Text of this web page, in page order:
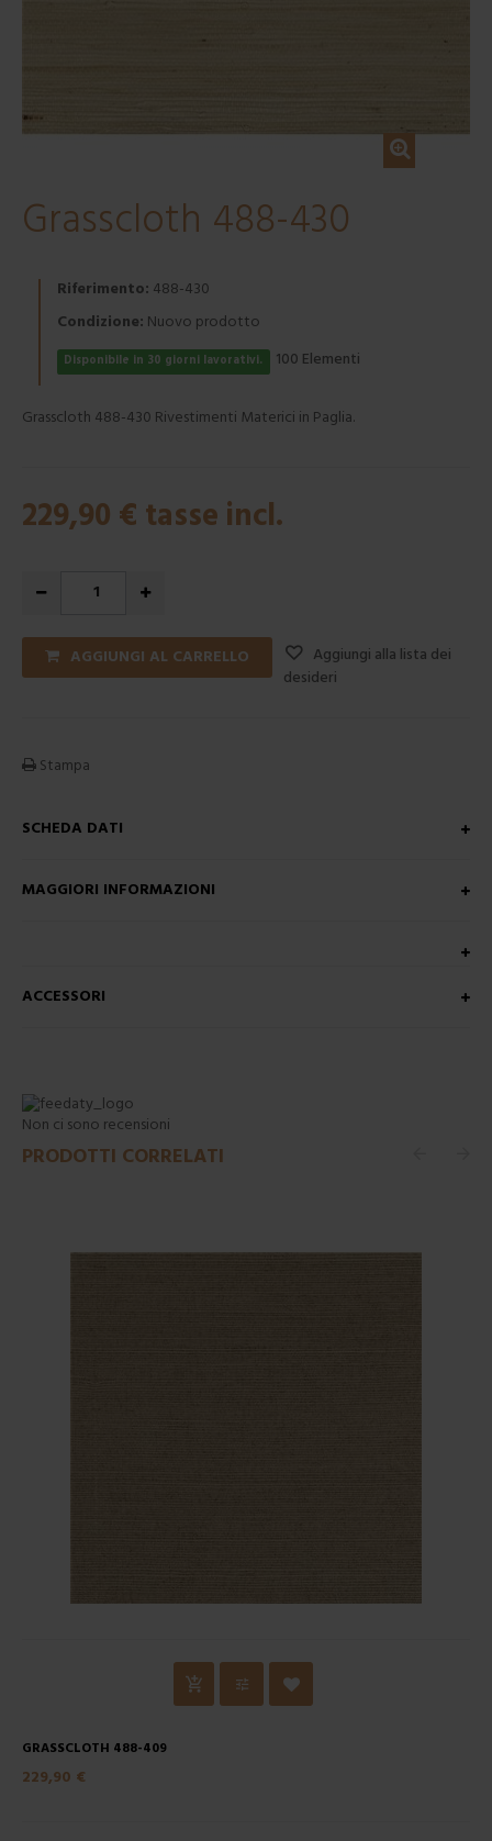
Grasscloth 488-430
Riferimento: 488-430
Condizione: Nuovo prodotto
Disponibile in 30 giorni lavorativi. 100 Elementi
Grasscloth 488-430 Rivestimenti Materici in Paglia.
229,90 € tasse incl.
AGGIUNGI AL CARRELLO
Aggiungi alla lista dei
desideri
Stampa
SCHEDA DATI
MAGGIORI INFORMAZIONI
ACCESSORI
Non ci sono recensioni
PRODOTTI CORRELATI
GRASSCLOTH 488-409
229,90 €